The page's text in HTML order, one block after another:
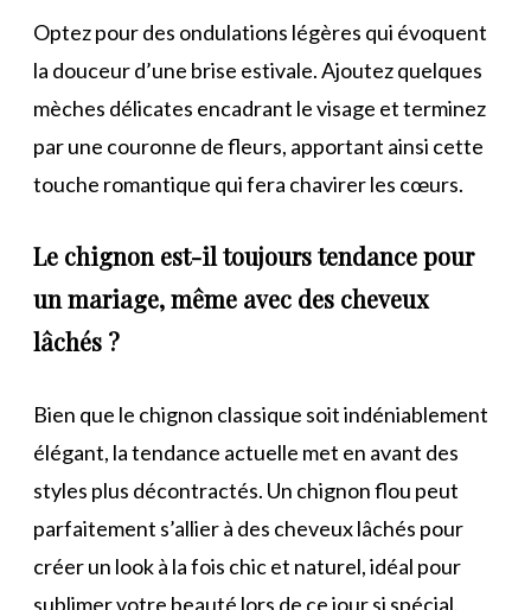
Optez pour des ondulations légères qui évoquent
la douceur d’une brise estivale. Ajoutez quelques
mèches délicates encadrant le visage et terminez
par une couronne de fleurs, apportant ainsi cette
touche romantique qui fera chavirer les cœurs.
Le chignon est-il toujours tendance pour
un mariage, même avec des cheveux
lâchés ?
Bien que le chignon classique soit indéniablement
élégant, la tendance actuelle met en avant des
styles plus décontractés. Un chignon flou peut
parfaitement s’allier à des cheveux lâchés pour
créer un look à la fois chic et naturel, idéal pour
sublimer votre beauté lors de ce jour si spécial.